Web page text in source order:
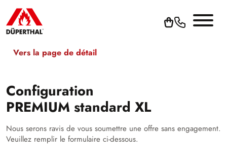
Vers la page de détail
Configuration
PREMIUM standard XL
Nous serons ravis de vous soumettre une offre sans engagement.
Veuillez remplir le formulaire ci-dessous.